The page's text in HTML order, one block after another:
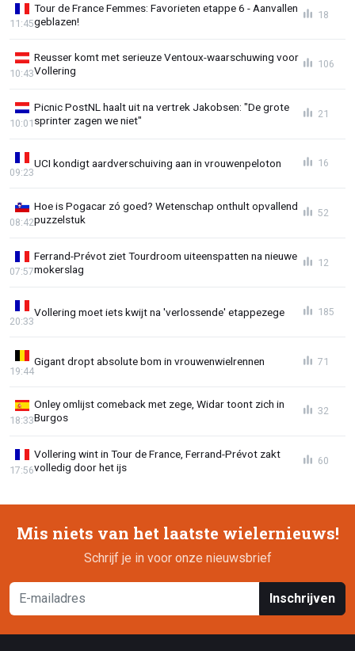
Tour de France Femmes: Favorieten etappe 6 - Aanvallen
geblazen!
11:45
18
Reusser komt met serieuze Ventoux-waarschuwing voor
Vollering
10:43
106
Picnic PostNL haalt uit na vertrek Jakobsen: "De grote
sprinter zagen we niet"
10:01
21
UCI kondigt aardverschuiving aan in vrouwenpeloton
09:23
16
Hoe is Pogacar zó goed? Wetenschap onthult opvallend
puzzelstuk
08:42
52
Ferrand-Prévot ziet Tourdroom uiteenspatten na nieuwe
mokerslag
07:57
12
Vollering moet iets kwijt na 'verlossende' etappezege
20:33
185
Gigant dropt absolute bom in vrouwenwielrennen
19:44
71
Onley omlijst comeback met zege, Widar toont zich in
Burgos
18:33
32
Vollering wint in Tour de France, Ferrand-Prévot zakt
volledig door het ijs
17:56
60
Mis niets van het laatste wielernieuws!
Schrijf je in voor onze nieuwsbrief
Inschrijven